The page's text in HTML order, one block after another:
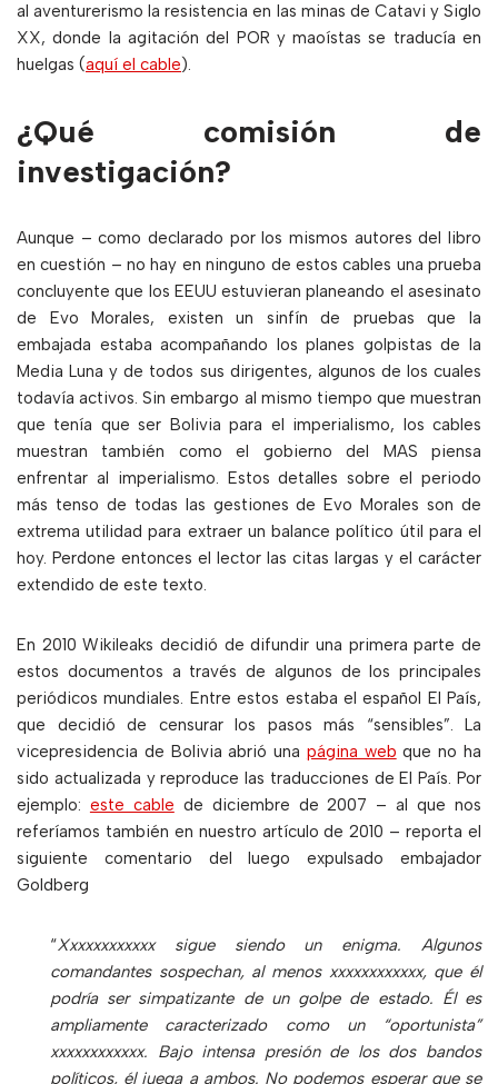
al aventurerismo la resistencia en las minas de Catavi y Siglo
XX, donde la agitación del POR y maoístas se traducía en
huelgas (aquí el cable).
¿Qué comisión de
investigación?
Aunque – como declarado por los mismos autores del libro
en cuestión – no hay en ninguno de estos cables una prueba
concluyente que los EEUU estuvieran planeando el asesinato
de Evo Morales, existen un sinfín de pruebas que la
embajada estaba acompañando los planes golpistas de la
Media Luna y de todos sus dirigentes, algunos de los cuales
todavía activos. Sin embargo al mismo tiempo que muestran
que tenía que ser Bolivia para el imperialismo, los cables
muestran también como el gobierno del MAS piensa
enfrentar al imperialismo. Estos detalles sobre el periodo
más tenso de todas las gestiones de Evo Morales son de
extrema utilidad para extraer un balance político útil para el
hoy. Perdone entonces el lector las citas largas y el carácter
extendido de este texto.
En 2010 Wikileaks decidió de difundir una primera parte de
estos documentos a través de algunos de los principales
periódicos mundiales. Entre estos estaba el español El País,
que decidió de censurar los pasos más “sensibles”. La
vicepresidencia de Bolivia abrió una página web que no ha
sido actualizada y reproduce las traducciones de El País. Por
ejemplo: este cable de diciembre de 2007 – al que nos
referíamos también en nuestro artículo de 2010 – reporta el
siguiente comentario del luego expulsado embajador
Goldberg
“Xxxxxxxxxxxx sigue siendo un enigma. Algunos
comandantes sospechan, al menos xxxxxxxxxxxx, que él
podría ser simpatizante de un golpe de estado. Él es
ampliamente caracterizado como un “oportunista”
xxxxxxxxxxxx. Bajo intensa presión de los dos bandos
políticos, él juega a ambos. No podemos esperar que se